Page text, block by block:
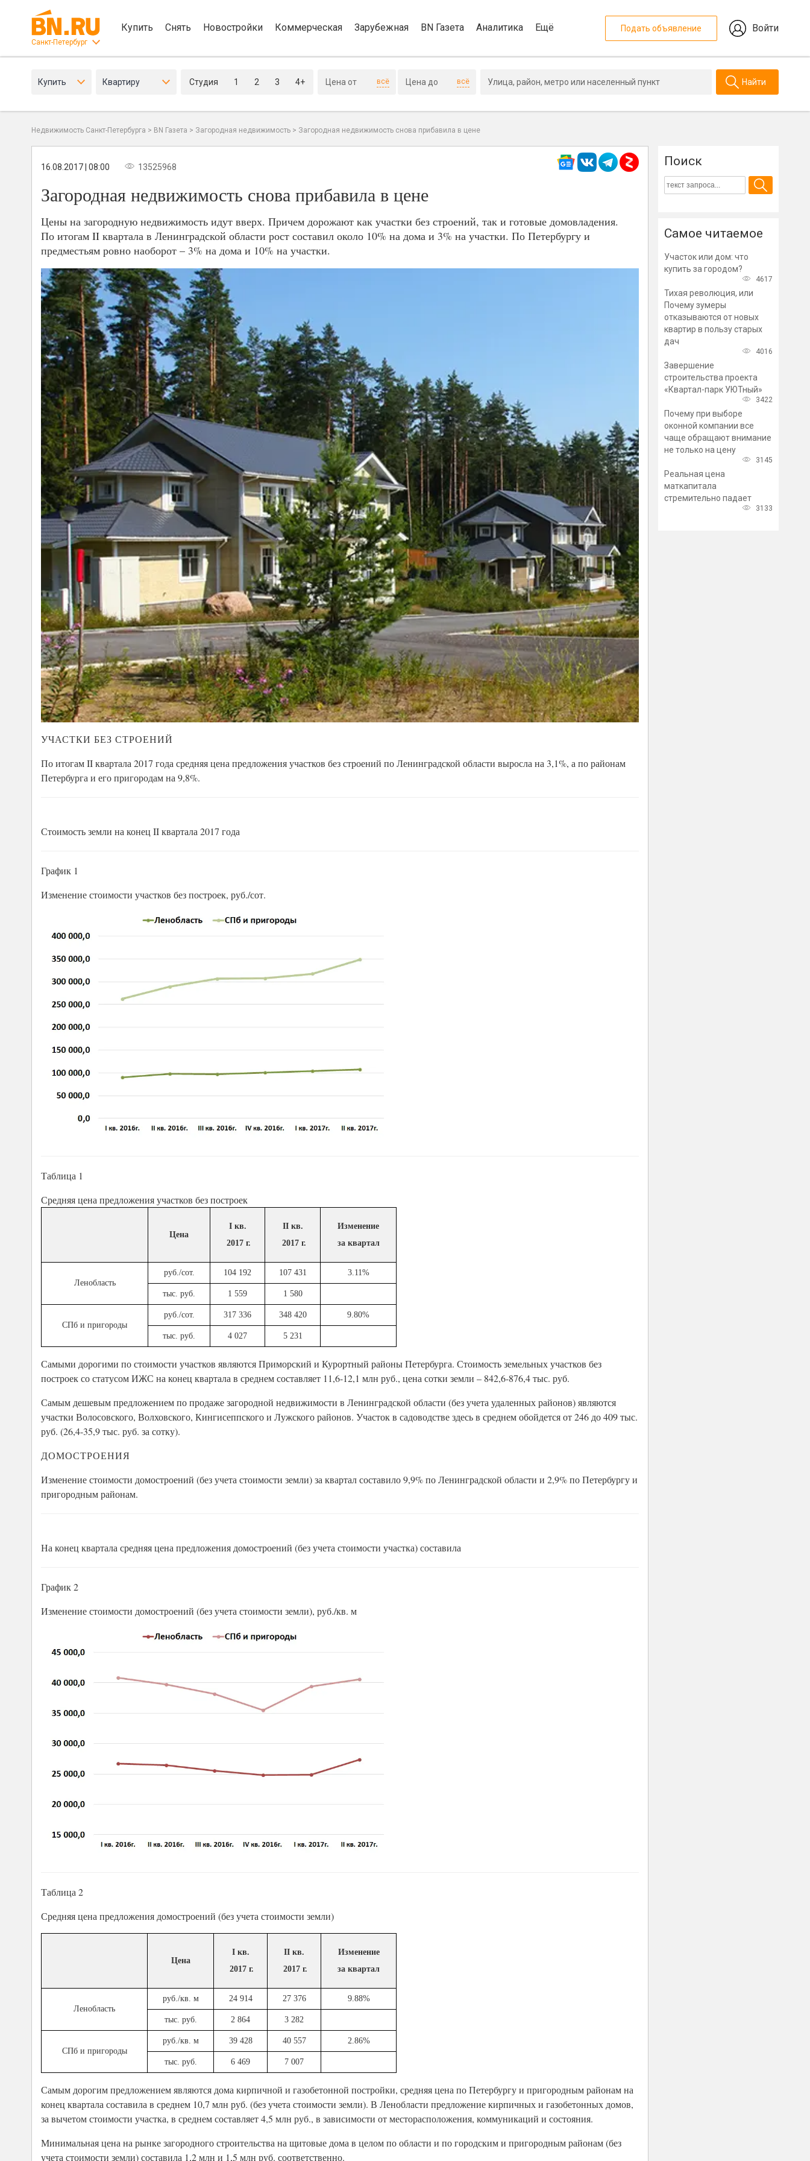
Санкт-Петербург
Купить Снять Новостройки Коммерческая Зарубежная BN Газета Аналитика Ещё Подать объявление Войти
Купить Квартиру Студия 1 2 3 4+ всё всё Найти
Недвижимость Санкт-Петербурга > BN Газета > Загородная недвижимость > Загородная недвижимость снова прибавила в цене
16.08.2017 | 08:00 13525968
Загородная недвижимость снова прибавила в цене
Цены на загородную недвижимость идут вверх. Причем дорожают как участки без строений, так и готовые домовладения.
По итогам II квартала в Ленинградской области рост составил около 10% на дома и 3% на участки. По Петербургу и
предместьям ровно наоборот – 3% на дома и 10% на участки.
УЧАСТКИ БЕЗ СТРОЕНИЙ
По итогам II квартала 2017 года средняя цена предложения участков без строений по Ленинградской области выросла на 3,1%, а по районам
Петербурга и его пригородам на 9,8%.
Стоимость земли на конец II квартала 2017 года
График 1
Изменение стоимости участков без построек, руб./сот.
Таблица 1
Средняя цена предложения участков без построек
Цена
I кв.
2017 г.
II кв.
2017 г.
Изменение
за квартал
Ленобласть
руб./сот. 104 192 107 431 3.11%
тыс. руб. 1 559 1 580
СПб и пригороды
руб./сот. 317 336 348 420 9.80%
тыс. руб. 4 027 5 231
Самыми дорогими по стоимости участков являются Приморский и Курортный районы Петербурга. Стоимость земельных участков без
построек со статусом ИЖС на конец квартала в среднем составляет 11,6-12,1 млн руб., цена сотки земли – 842,6-876,4 тыс. руб.
Самым дешевым предложением по продаже загородной недвижимости в Ленинградской области (без учета удаленных районов) являются
участки Волосовского, Волховского, Кингисеппского и Лужского районов. Участок в садоводстве здесь в среднем обойдется от 246 до 409 тыс.
руб. (26,4-35,9 тыс. руб. за сотку).
ДОМОСТРОЕНИЯ
Изменение стоимости домостроений (без учета стоимости земли) за квартал составило 9,9% по Ленинградской области и 2,9% по Петербургу и
пригородным районам.
На конец квартала средняя цена предложения домостроений (без учета стоимости участка) составила
График 2
Изменение стоимости домостроений (без учета стоимости земли), руб./кв. м
Таблица 2
Средняя цена предложения домостроений (без учета стоимости земли)
Цена
I кв.
2017 г.
II кв.
2017 г.
Изменение
за квартал
Ленобласть
руб./кв. м 24 914 27 376 9.88%
тыс. руб. 2 864 3 282
СПб и пригороды
руб./кв. м 39 428 40 557 2.86%
тыс. руб. 6 469 7 007
Самым дорогим предложением являются дома кирпичной и газобетонной постройки, средняя цена по Петербургу и пригородным районам на
конец квартала составила в среднем 10,7 млн руб. (без учета стоимости земли). В Ленобласти предложение кирпичных и газобетонных домов,
за вычетом стоимости участка, в среднем составляет 4,5 млн руб., в зависимости от месторасположения, коммуникаций и состояния.
Минимальная цена на рынке загородного строительства на щитовые дома в целом по области и по городским и пригородным районам (без
учета стоимости земли) составила 1,2 млн и 1,5 млн руб. соответственно.
Поиск
Самое читаемое
Участок или дом: что
купить за городом?
4617
Тихая революция, или
Почему зумеры
отказываются от новых
квартир в пользу старых
дач
4016
Завершение
строительства проекта
«Квартал-парк УЮТный»
3422
Почему при выборе
оконной компании все
чаще обращают внимание
не только на цену
3145
Реальная цена
маткапитала
стремительно падает
3133